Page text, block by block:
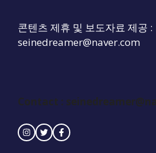
콘텐츠 제휴 및 보도자료 제공 :
seinedreamer@naver.com
Contact :